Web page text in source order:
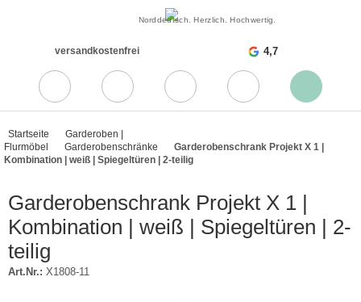
Norddeutsch. Herzlich. Hochwertig.
versandkostenfrei 4,7
Startseite
Garderoben |
Flurmöbel
Garderobenschränke
Garderobenschrank Projekt X 1 |
Kombination | weiß | Spiegeltüren | 2-teilig
Garderobenschrank Projekt X 1 |
Kombination | weiß | Spiegeltüren | 2-
teilig
Art.Nr.: X1808-11